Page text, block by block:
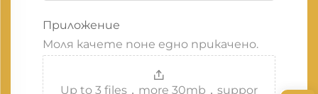
Приложение
Моля качете поне едно прикачено.
Up to 3 files，more 30mb，suppor